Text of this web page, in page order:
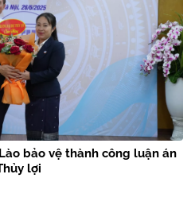
bảo vệ thành công luận án
lợi